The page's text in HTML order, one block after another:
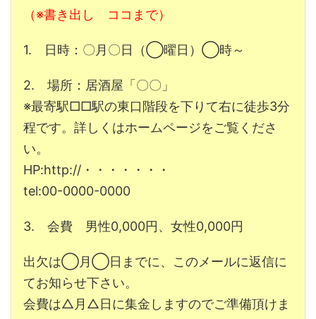
（※書き出し ココまで）
1. 日時：〇月〇日（◯曜日）◯時～
2. 場所：居酒屋「〇〇」
※最寄駅□□駅の東口階段を下りて右に徒歩3分
程です。詳しくはホームページをご覧くださ
い。
HP:http://・・・・・・・
tel:00-0000-0000
3. 会費 男性0,000円、女性0,000円
出欠は◯月◯日までに、このメールに返信に
てお知らせ下さい。
会費は△月△日に集金しますのでご準備頂けま